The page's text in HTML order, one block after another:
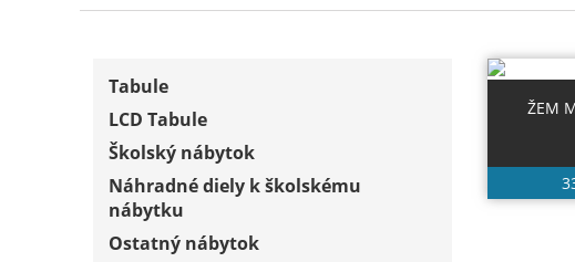
Tabule
LCD Tabule
Školský nábytok
Náhradné diely k školskému
nábytku
Ostatný nábytok
ŽEM